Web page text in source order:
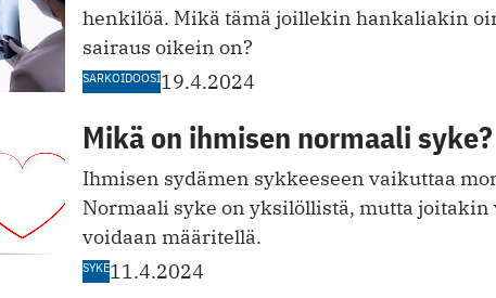
henkilöä. Mikä tämä joillekin hankaliakin
sairaus oikein on?
SARKOIDOOSI19.4.2024
Mikä on ihmisen normaali syke?
Ihmisen sydämen sykkeeseen vaikuttaa
Normaali syke on yksilöllistä, mutta
voidaan määritellä.
SYKE11.4.2024